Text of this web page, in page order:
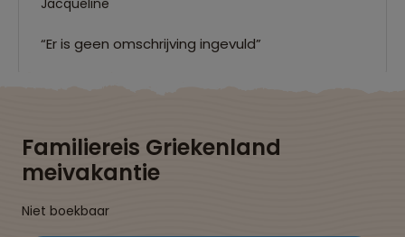
“Er is geen omschrijving ingevuld”
Familiereis Griekenland
meivakantie
Niet boekbaar